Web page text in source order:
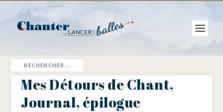
Mes Détours de Chant,
Journal, épilogue